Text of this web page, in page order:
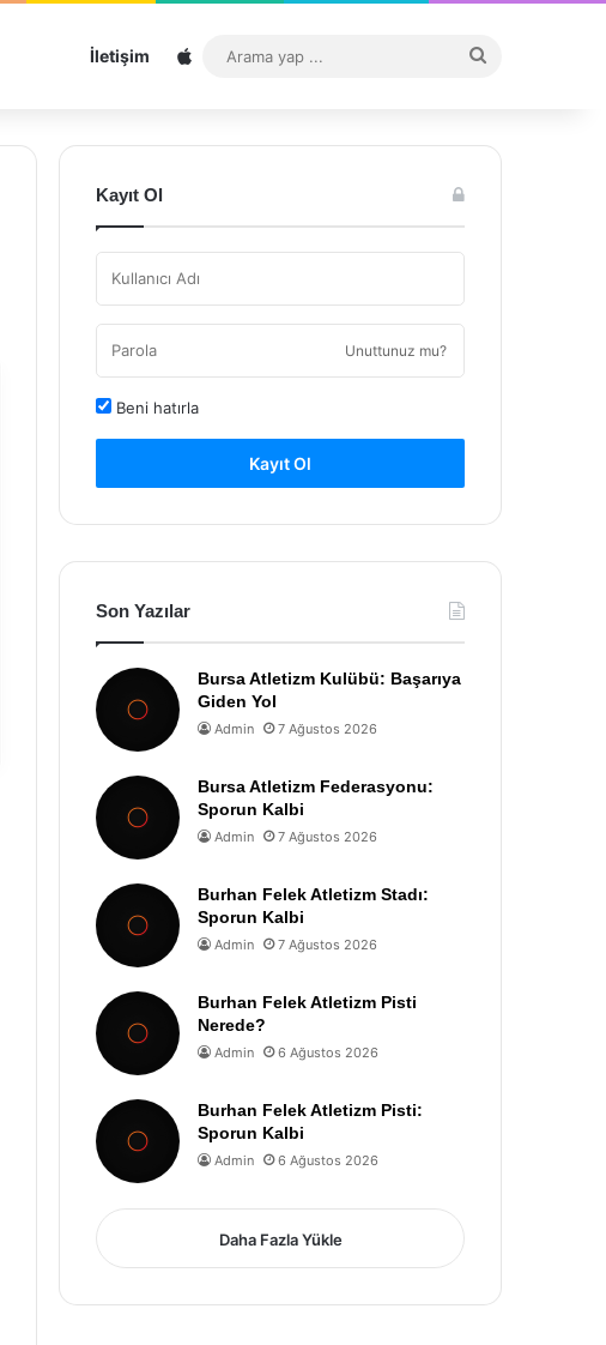
İletişim Sitemap
...
Kayıt Ol
Unuttunuz mu?
Beni hatırla
Kayıt Ol
Son Yazılar
Bursa Atletizm Kulübü: Başarıya
Giden Yol
Admin 7 Ağustos 2026
Bursa Atletizm Federasyonu:
Sporun Kalbi
Admin 7 Ağustos 2026
Burhan Felek Atletizm Stadı:
Sporun Kalbi
Admin 7 Ağustos 2026
Burhan Felek Atletizm Pisti
Nerede?
Admin 6 Ağustos 2026
Burhan Felek Atletizm Pisti:
Sporun Kalbi
Admin 6 Ağustos 2026
Daha Fazla Yükle